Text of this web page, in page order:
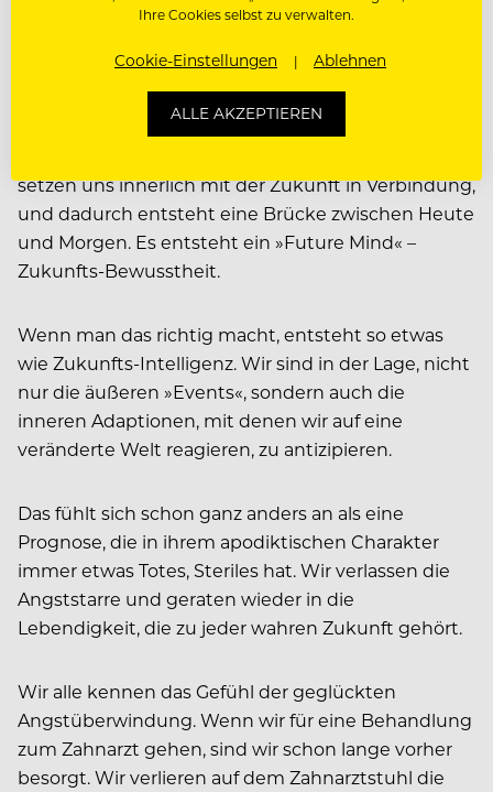
Zukunft. Deshalb sind Horror-Zukünfte immer am
Re-Gnosen bilden hingegen eine Erkenntnis-
Schleife, in der wir uns selbst, unseren inneren
setzen uns innerlich mit der Zukunft in Verbindung,
und dadurch entsteht eine Brücke zwischen Heute
und Morgen. Es entsteht ein »Future Mind« –
Zukunfts-Bewusstheit.
Wenn man das richtig macht, entsteht so etwas
wie Zukunfts-Intelligenz. Wir sind in der Lage, nicht
nur die äußeren »Events«, sondern auch die
inneren Adaptionen, mit denen wir auf eine
veränderte Welt reagieren, zu antizipieren.
Das fühlt sich schon ganz anders an als eine
Prognose, die in ihrem apodiktischen Charakter
immer etwas Totes, Steriles hat. Wir verlassen die
Angststarre und geraten wieder in die
Lebendigkeit, die zu jeder wahren Zukunft gehört.
Wir alle kennen das Gefühl der geglückten
Angstüberwindung. Wenn wir für eine Behandlung
zum Zahnarzt gehen, sind wir schon lange vorher
besorgt. Wir verlieren auf dem Zahnarztstuhl die
Ihre Cookies selbst zu verwalten.
Cookie-Einstellungen Ablehnen
ALLE AKZEPTIEREN